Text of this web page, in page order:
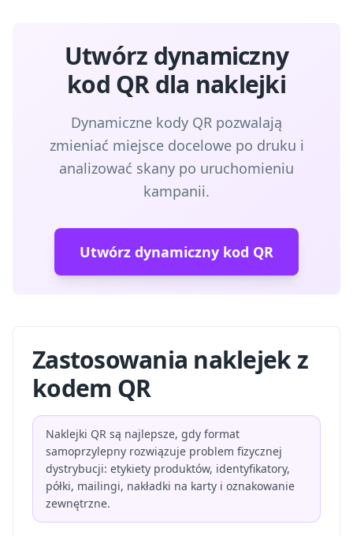
Utwórz dynamiczny
kod QR dla naklejki
Dynamiczne kody QR pozwalają
zmieniać miejsce docelowe po druku i
analizować skany po uruchomieniu
kampanii.
Utwórz dynamiczny kod QR
Zastosowania naklejek z
kodem QR
Naklejki QR są najlepsze, gdy format
samoprzylepny rozwiązuje problem fizycznej
dystrybucji: etykiety produktów, identyfikatory,
półki, mailingi, nakładki na karty i oznakowanie
zewnętrzne.